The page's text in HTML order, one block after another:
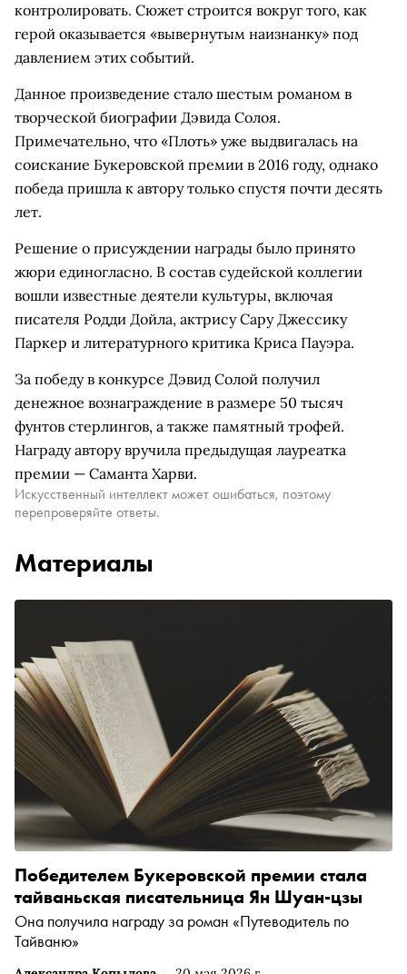
контролировать. Сюжет строится вокруг того, как
герой оказывается «вывернутым наизнанку» под
давлением этих событий.
Данное произведение стало шестым романом в
творческой биографии Дэвида Солоя.
Примечательно, что «Плоть» уже выдвигалась на
соискание Букеровской премии в 2016 году, однако
победа пришла к автору только спустя почти десять
лет.
Решение о присуждении награды было принято
жюри единогласно. В состав судейской коллегии
вошли известные деятели культуры, включая
писателя Родди Дойла, актрису Сару Джессику
Паркер и литературного критика Криса Пауэра.
За победу в конкурсе Дэвид Солой получил
денежное вознаграждение в размере 50 тысяч
фунтов стерлингов, а также памятный трофей.
Награду автору вручила предыдущая лауреатка
премии — Саманта Харви.
Искусственный интеллект может ошибаться, поэтому
перепроверяйте ответы.
Материалы
Победителем Букеровской премии стала
тайваньская писательница Ян Шуан-цзы
Она получила награду за роман «Путеводитель по
Тайваню»